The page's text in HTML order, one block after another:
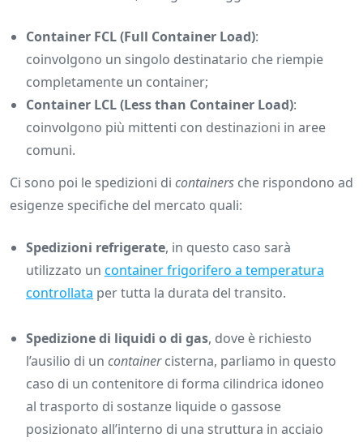
Container FCL (Full Container Load):
coinvolgono un singolo destinatario che riempie
completamente un container;
Container LCL (Less than Container Load):
coinvolgono più mittenti con destinazioni in aree
comuni.
Ci sono poi le spedizioni di containers che rispondono ad
esigenze specifiche del mercato quali:
Spedizioni refrigerate, in questo caso sarà
utilizzato un container frigorifero a temperatura
controllata per tutta la durata del transito.
Spedizione di liquidi o di gas, dove è richiesto
l’ausilio di un containercisterna, parliamo in questo
caso di un contenitore di forma cilindrica idoneo
al trasporto di sostanze liquide o gassose
posizionato all’interno di una struttura in acciaio